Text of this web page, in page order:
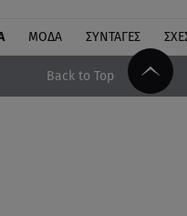
ΜΟΔΑ ΣΥΝΤΑΓΕΣ
Back to Top